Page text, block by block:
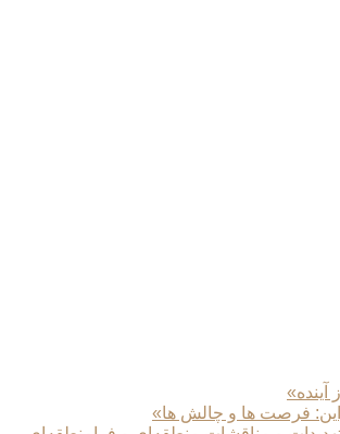
فرصت ها و چالش ها»